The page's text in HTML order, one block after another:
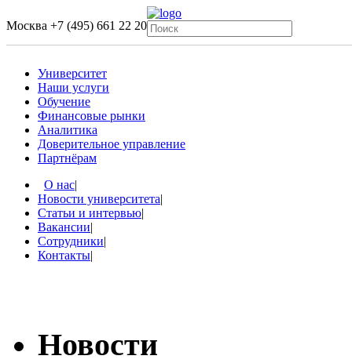
Москва +7 (495) 661 22 20
Университет
Наши услуги
Обучение
Финансовые рынки
Аналитика
Доверительное управление
Партнёрам
О нас|
Новости университета|
Статьи и интервью|
Вакансии|
Сотрудники|
Контакты|
Новости